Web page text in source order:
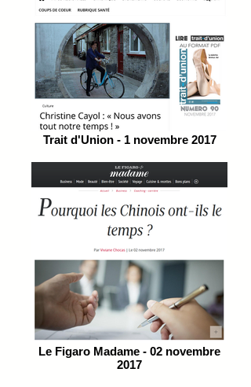
Trait d'Union - 1 novembre 2017
Le Figaro Madame - 02 novembre
2017